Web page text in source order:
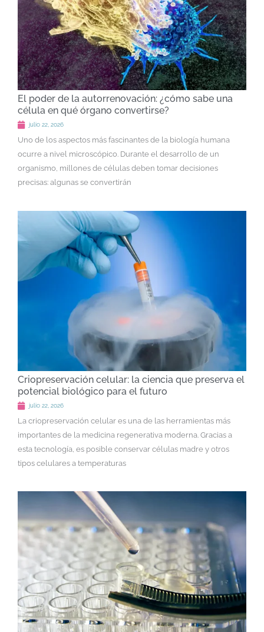
El poder de la autorrenovación: ¿cómo sabe una
célula en qué órgano convertirse?
julio 22, 2026
Uno de los aspectos más fascinantes de la biología humana
ocurre a nivel microscópico. Durante el desarrollo de un
organismo, millones de células deben tomar decisiones
precisas: algunas se convertirán
Criopreservación celular: la ciencia que preserva el
potencial biológico para el futuro
julio 22, 2026
La criopreservación celular es una de las herramientas más
importantes de la medicina regenerativa moderna. Gracias a
esta tecnología, es posible conservar células madre y otros
tipos celulares a temperaturas